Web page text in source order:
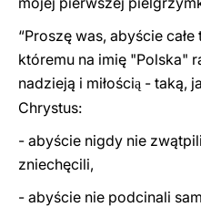
“Proszę was, abyście
któremu na imię "Polska"
nadzieją i miłością - taką,
Chrystus:
- abyście nigdy nie
zniechęcili,
- abyście nie podcinali